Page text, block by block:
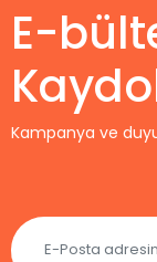
E-
Kampanya ve